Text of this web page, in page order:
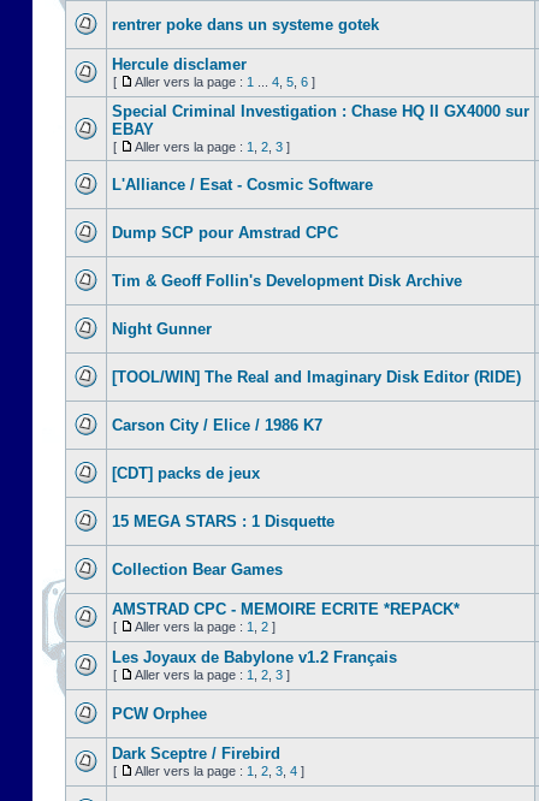
rentrer poke dans un systeme gotek
Hercule disclamer
[ Aller vers la page : 1 4 5 6 ]
Special Criminal Investigation : Chase HQ II GX4000 sur
EBAY
[ Aller vers la page : 1 2 3 ]
L'Alliance / Esat - Cosmic Software
Dump SCP pour Amstrad CPC
Tim & Geoff Follin's Development Disk Archive
Night Gunner
[TOOL/WIN] The Real and Imaginary Disk Editor (RIDE)
Carson City / Elice / 1986 K7
[CDT] packs de jeux
15 MEGA STARS : 1 Disquette
Collection Bear Games
AMSTRAD CPC - MEMOIRE ECRITE *REPACK*
[ Aller vers la page : 1 2 ]
Les Joyaux de Babylone v1.2 Français
[ Aller vers la page : 1 2 3 ]
PCW Orphee
Dark Sceptre / Firebird
[ Aller vers la page : 1 2 3 4 ]